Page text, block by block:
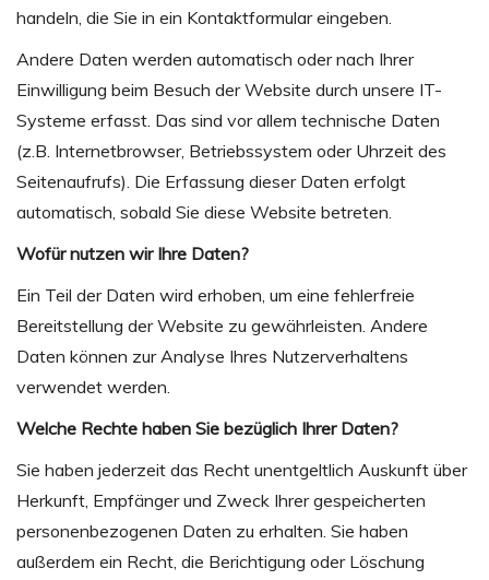
handeln, die Sie in ein Kontaktformular eingeben.
Andere Daten werden automatisch oder nach Ihrer
Einwilligung beim Besuch der Website durch unsere IT-
Systeme erfasst. Das sind vor allem technische Daten
(z.B. Internetbrowser, Betriebssystem oder Uhrzeit des
Seitenaufrufs). Die Erfassung dieser Daten erfolgt
automatisch, sobald Sie diese Website betreten.
Wofür nutzen wir Ihre Daten?
Ein Teil der Daten wird erhoben, um eine fehlerfreie
Bereitstellung der Website zu gewährleisten. Andere
Daten können zur Analyse Ihres Nutzerverhaltens
verwendet werden.
Welche Rechte haben Sie bezüglich Ihrer Daten?
Sie haben jederzeit das Recht unentgeltlich Auskunft über
Herkunft, Empfänger und Zweck Ihrer gespeicherten
personenbezogenen Daten zu erhalten. Sie haben
außerdem ein Recht, die Berichtigung oder Löschung